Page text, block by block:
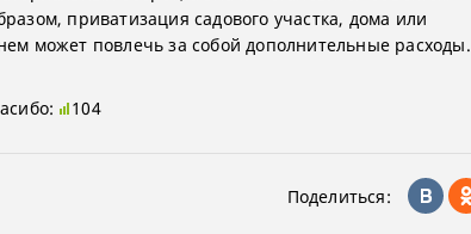
приватизация садового участка, дома или
может повлечь за собой дополнительные расходы.
104
Поделиться: